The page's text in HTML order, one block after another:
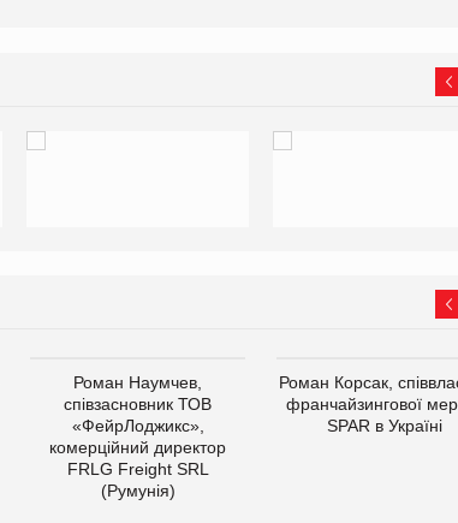
Роман Наумчев,
співзасновник ТОВ
«ФейрЛоджикс»,
комерційний директор
FRLG Freight SRL
(Румунія)
Роман Корсак,
франчайзингової
SPAR в Україні